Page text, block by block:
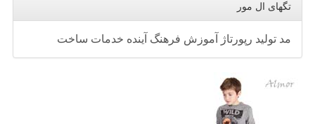
تگهای ال مور
مد تولید رپورتاژ آموزش فرهنگ آینده خدمات ساخت